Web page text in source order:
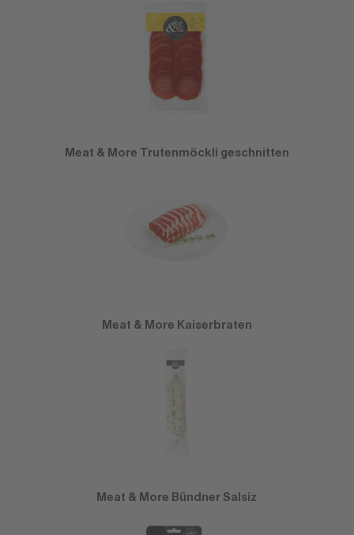
Meat & More Trutenmöckli geschnitten
Meat & More Kaiserbraten
Meat & More Bündner Salsiz